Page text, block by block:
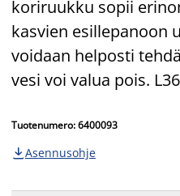
koriruukku sopii
kasvien esillepanoon
voidaan helposti
vesi voi valua pois.
Tuotenumero: 6400093
 Asennusohje